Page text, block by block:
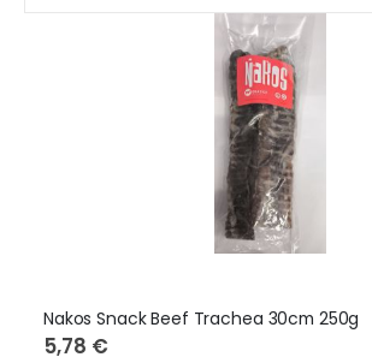
Nakos Snack Beef Trachea 30cm 250g
5,78 €